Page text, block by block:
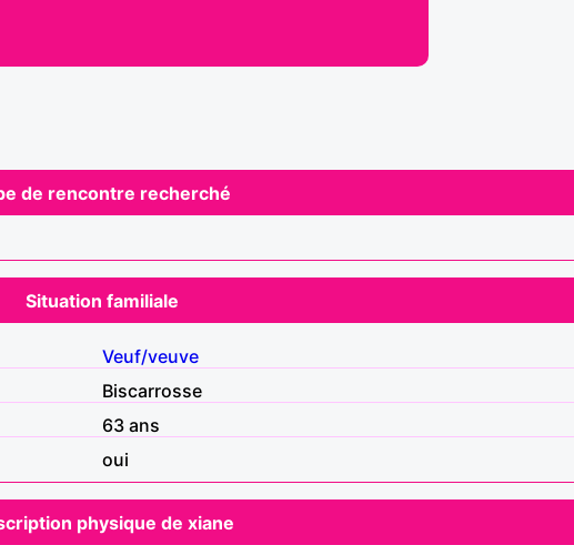
de rencontre recherché
Situation familiale
Veuf/veuve
Biscarrosse
63 ans
oui
physique de xiane